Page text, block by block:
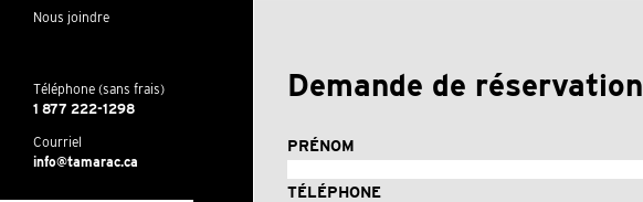
Nous joindre
Téléphone (sans frais)
1 877 222-1298
Courriel
info@tamarac.ca
Demande de réservation
PRÉNOM
TÉLÉPHONE